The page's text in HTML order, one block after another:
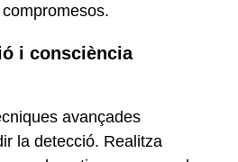
i consciència
avançades
la detecció. Realitza